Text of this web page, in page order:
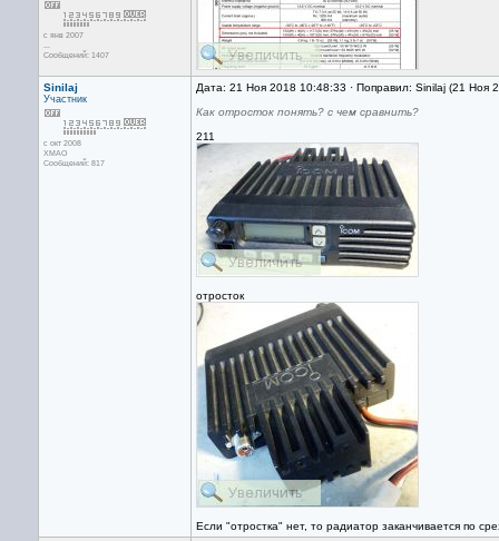
с янв 2007
...
Сообщений: 1407
Sinilaj
Участник
с окт 2008
ХМАО
Сообщений: 817
Дата: 21 Ноя 2018 10:48:33 · Поправил: Sinilaj (21 Ноя
Как отросток понять? с чем сравнить?
211
отросток
Если "отростка" нет, то радиатор заканчивается по